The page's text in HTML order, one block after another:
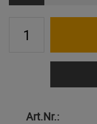
Art.Nr.: